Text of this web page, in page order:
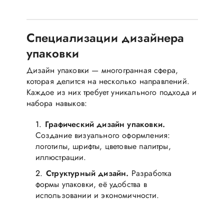
Специализации дизайнера
упаковки
Дизайн упаковки — многогранная сфера,
которая делится на несколько направлений.
Каждое из них требует уникального подхода и
набора навыков:
Графический дизайн упаковки.
Создание визуального оформления:
логотипы, шрифты, цветовые палитры,
иллюстрации.
Структурный дизайн. Разработка
формы упаковки, её удобства в
использовании и экономичности.